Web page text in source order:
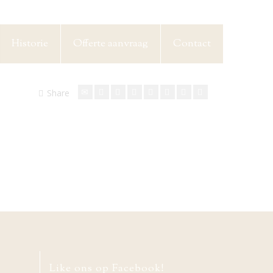
Historie Offerte aanvraag Contact
Share
Like ons op Facebook!